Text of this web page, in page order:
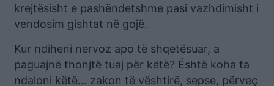
krejtësisht e pashëndetshme pasi vazhdimisht i
vendosim gishtat në gojë.
Kur ndiheni nervoz apo të shqetësuar, a
paguajnë thonjtë tuaj për këtë? Është koha ta
ndaloni këtë… zakon të vështirë, sepse, përveç